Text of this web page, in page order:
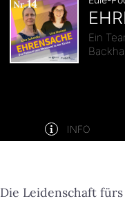
Die Leidenschaft